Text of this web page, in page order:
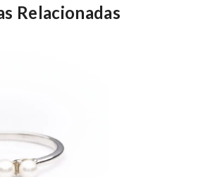
Relacionadas